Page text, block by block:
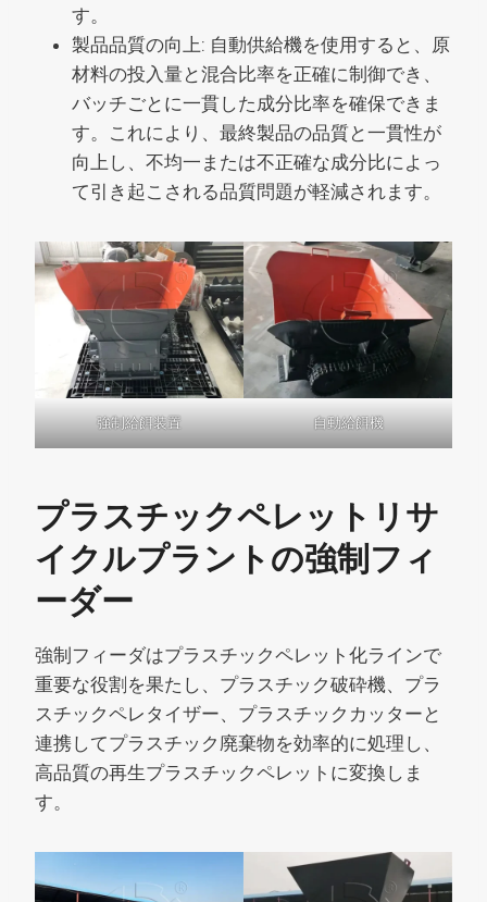
す。
製品品質の向上: 自動供給機を使用すると、原
材料の投入量と混合比率を正確に制御でき、
バッチごとに一貫した成分比率を確保できま
す。これにより、最終製品の品質と一貫性が
向上し、不均一または不正確な成分比によっ
て引き起こされる品質問題が軽減されます。
強制給餌装置 自動給餌機
プラスチックペレットリサ
イクルプラントの強制フィ
ーダー
強制フィーダはプラスチックペレット化ラインで
重要な役割を果たし、プラスチック破砕機、プラ
スチックペレタイザー、プラスチックカッターと
連携してプラスチック廃棄物を効率的に処理し、
高品質の再生プラスチックペレットに変換しま
す。